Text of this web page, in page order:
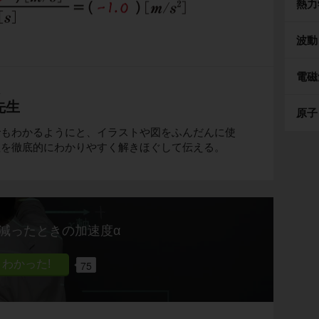
生
わかるようにと、イラストや図をふんだんに使
徹底的にわかりやすく解きほぐして伝える。
ったときの加速度α
75
熱
波動
電
原子